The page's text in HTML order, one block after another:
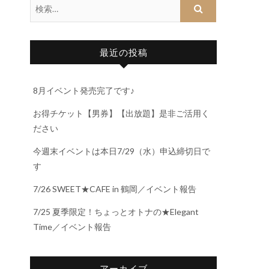
最近の投稿
8月イベント発売完了です♪
お得チケット【男券】【出放題】是非ご活用く
ださい
今週末イベントは本日7/29（水）申込締切日で
す
7/26 SWEET★CAFE in 鶴岡／イベント報告
7/25 夏季限定！ちょっとオトナの★Elegant
Time／イベント報告